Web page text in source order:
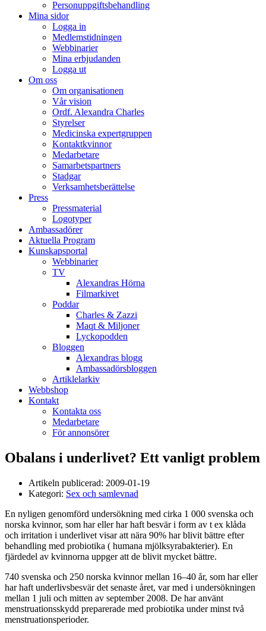
Personuppgiftsbehandling
Mina sidor
Logga in
Medlemstidningen
Webbinarier
Mina erbjudanden
Logga ut
Om oss
Om organisationen
Vår vision
Ordf. Alexandra Charles
Styrelser
Medicinska expertgruppen
Kontaktkvinnor
Medarbetare
Samarbetspartners
Stadgar
Verksamhetsberättelse
Press
Pressmaterial
Logotyper
Ambassadörer
Aktuella Program
Kunskapsportal
Webbinarier
TV
Alexandras Hörna
Filmarkivet
Poddar
Charles & Zazzi
Maqt & Miljoner
Lyckopodden
Bloggen
Alexandras blogg
Ambassadörsbloggen
Artiklelarkiv
Webbshop
Kontakt
Kontakta oss
Medarbetare
För annonsörer
Obalans i underlivet? Ett vanligt problem
Artikeln publicerad: 2009-01-19
Kategori: Sex och samlevnad
En nyligen genomförd undersökning med cirka 1 000 svenska och
norska kvinnor, som har eller har haft besvär i form av t ex klåda
och irritation i underlivet visar att nära 90% har blivit bättre efter
behandling med probiotika ( humana mjölksyrabakterier). En
fjärdedel av kvinnorna uppger att de blivit mycket bättre.
740 svenska och 250 norska kvinnor mellan 16–40 år, som har eller
har haft underlivsbesvär det senaste året, var med i undersökningen
mellan 1 juli och mitten av september 2008. De har använt
menstruationsskydd preparerade med probiotika under minst två
menstruationsperioder.